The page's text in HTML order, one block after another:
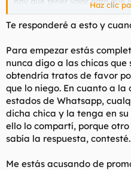
hoy mismo has publicado un
chica regresa el miércoles
Además, un buen forero no
chica que lo es, solo para
negar que las chicas que
perfectamente quién eres,
deja en evidencia.
Haz clic
Te responderé a esto y
Para empezar estás
nunca digo a las chicas
obtendría tratos de favor
que lo niego. En cuanto a la
estados de Whatsapp,
dicha chica y la tenga en
ello lo compartí, porque
sabía la respuesta, contesté.
Me estás acusando de